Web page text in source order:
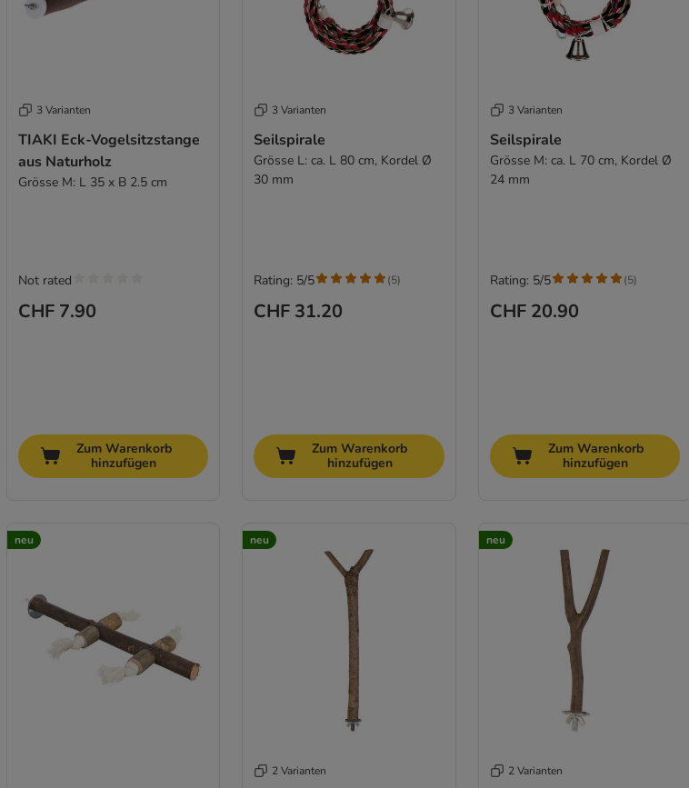
3 Varianten
TIAKI Eck-Vogelsitzstange
aus Naturholz
Grösse M: L 35 x B 2.5 cm
CHF 7.90
Not rated
Zum Warenkorb
hinzufügen
3 Varianten
Seilspirale
Grösse L: ca. L 80 cm, Kordel Ø
30 mm
CHF 31.20
Rating: 5/5 (5)
Zum Warenkorb
hinzufügen
3 Varianten
Seilspirale
Grösse M: ca. L 70 cm, Kordel Ø
24 mm
CHF 20.90
Rating: 5/5 (5)
Zum Warenkorb
hinzufügen
neu neu
2 Varianten
neu
2 Varianten